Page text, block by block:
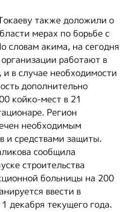
также доложили о
мерах по борьбе с
словам акима, на сегодня
работают в
в случае необходимости
дополнительно
койко-мест в 21
Регион
необходимым
и средствами защиты.
сообщила
строительства
больницы на 200
ввести в
декабря текущего года.